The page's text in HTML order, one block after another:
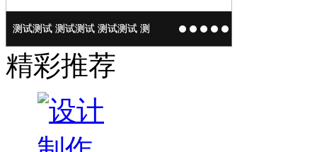
设计制作课程
测试测试 测试测试 测试测试 测
测试测试 测试测试 测试测试 测
测试测试 测试测试 测试测试 测
测试测试 测试测试 测试测试 测
精彩推荐